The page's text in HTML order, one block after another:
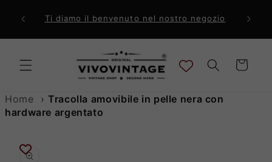
direttamente
ai contenuti
a 99€ Ti diamo il benvenuto nel nostro negozio
Carrello
Home ›Tracolla amovibile in pelle nera con
hardware argentato
informazioni